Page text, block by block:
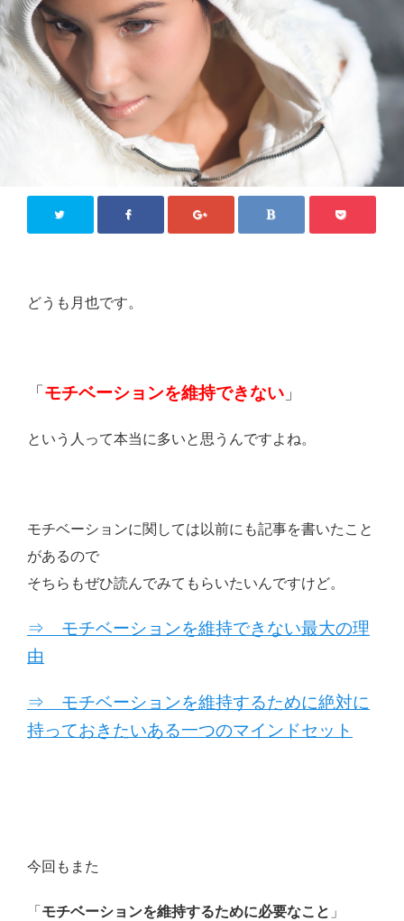
どうも月也です。
「 モチベーションを維持できない 」
という人って本当に多いと思うんですよね。
モチベーションに関しては以前にも記事を書いたこと
があるので
そちらもぜひ読んでみてもらいたいんですけど。
⇒ モチベーションを維持できない最大の理
由
⇒ モチベーションを維持するために絶対に
持っておきたいある一つのマインドセット
今回もまた
「 モチベーションを維持するために必要なこと 」